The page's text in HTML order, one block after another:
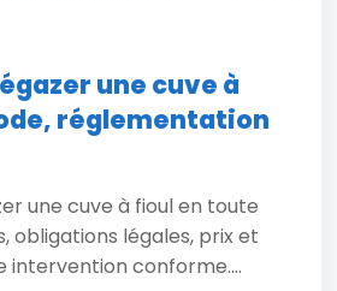
une cuve à
réglementation
une cuve à fioul en toute
obligations légales, prix et
intervention conforme....